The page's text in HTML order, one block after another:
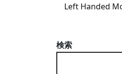
Left Handed
検索